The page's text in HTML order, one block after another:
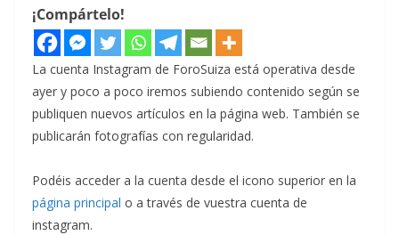
¡Compártelo!
La cuenta Instagram de ForoSuiza está operativa desde
ayer y poco a poco iremos subiendo contenido según se
publiquen nuevos artículos en la página web. También se
publicarán fotografías con regularidad.
Podéis acceder a la cuenta desde el icono superior en la
página principal o a través de vuestra cuenta de
instagram.